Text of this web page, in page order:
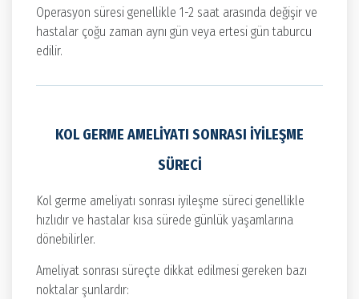
Operasyon süresi genellikle 1-2 saat arasında değişir ve
hastalar çoğu zaman aynı gün veya ertesi gün taburcu
edilir.
KOL GERME AMELIYATI SONRASI İYILEŞME
SÜRECI
Kol germe ameliyatı sonrası iyileşme süreci genellikle
hızlıdır ve hastalar kısa sürede günlük yaşamlarına
dönebilirler.
Ameliyat sonrası süreçte dikkat edilmesi gereken bazı
noktalar şunlardır: